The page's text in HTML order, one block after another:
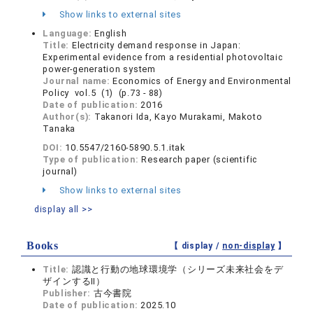
Show links to external sites
Language:English
Title: Electricity demand response in Japan:
Experimental evidence from a residential photovoltaic
power-generation system
Journal name:Economics of Energy and Environmental
Policy vol.5 (1) (p.73 - 88)
Date of publication:2016
Author(s): Takanori Ida, Kayo Murakami, Makoto
Tanaka
DOI: 10.5547/2160-5890.5.1.itak
Type of publication:Research paper (scientific
journal)
Show links to external sites
display all >>
Books 【 display / non-display】
Title: 認識と行動の地球環境学（シリーズ未来社会をデ
ザインするⅡ）
Publisher: 古今書院
Date of publication:2025.10